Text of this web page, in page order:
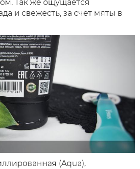
Так же ощущается
и свежесть, за счет мяты в
(Aqua),